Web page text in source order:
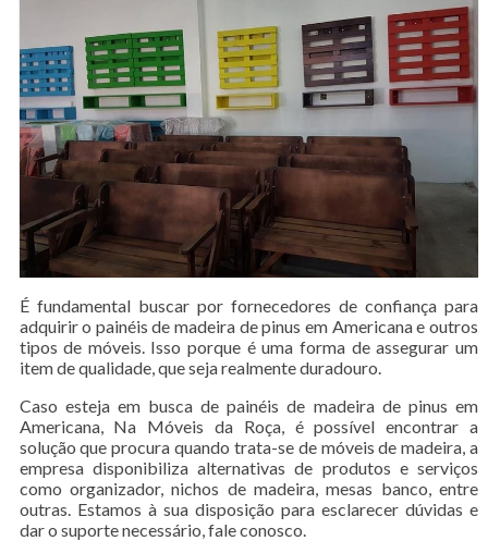
É fundamental buscar por fornecedores de confiança para
adquirir o painéis de madeira de pinus em Americana e outros
tipos de móveis. Isso porque é uma forma de assegurar um
item de qualidade, que seja realmente duradouro.
Caso esteja em busca de painéis de madeira de pinus em
Americana, Na Móveis da Roça, é possível encontrar a
solução que procura quando trata-se de móveis de madeira, a
empresa disponibiliza alternativas de produtos e serviços
como organizador, nichos de madeira, mesas banco, entre
outras. Estamos à sua disposição para esclarecer dúvidas e
dar o suporte necessário, fale conosco.